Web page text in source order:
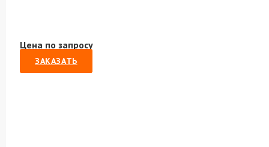
Цена по запросу
ЗАКАЗАТЬ